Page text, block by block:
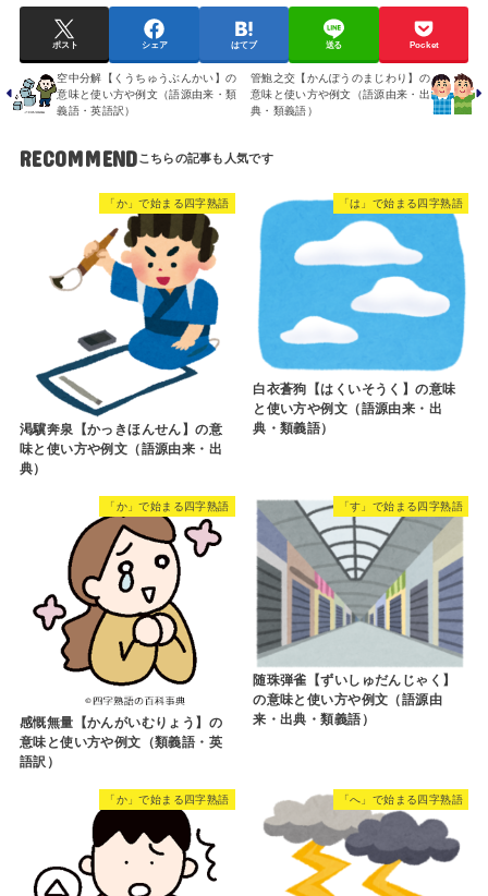
ポスト シェア はてブ 送る Pocket
空中分解【くうちゅうぶんかい】の
意味と使い方や例文（語源由来・類
義語・英語訳）
管鮑之交【かんぽうのまじわり】の
意味と使い方や例文（語源由来・出
典・類義語）
RECOMMEND
「か」で始まる四字熟語
渇驥奔泉【かっきほんせん】の意
味と使い方や例文（語源由来・出
典）
「は」で始まる四字熟語
白衣蒼狗【はくいそうく】の意味
と使い方や例文（語源由来・出
典・類義語）
「か」で始まる四字熟語
感慨無量【かんがいむりょう】の
意味と使い方や例文（類義語・英
語訳）
「す」で始まる四字熟語
随珠弾雀【ずいしゅだんじゃく】
の意味と使い方や例文（語源由
来・出典・類義語）
「か」で始まる四字熟語 「へ」で始まる四字熟語